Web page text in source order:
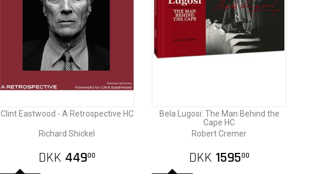
Clint Eastwood - A Retrospective HC
Richard Shickel
DKK 44900
Bela Lugosi: The Man Behind the
Cape HC
Robert Cremer
DKK 159500